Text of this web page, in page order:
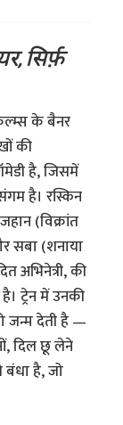
सिर्फ़
के बैनर
की
है, जिसमें
है। रस्किन
(विक्रांत
सबा (शनाया
अभिनेत्री, की
ट्रेन में उनकी
जन्म देती है —
दिल छू लेने
बंधा है, जो